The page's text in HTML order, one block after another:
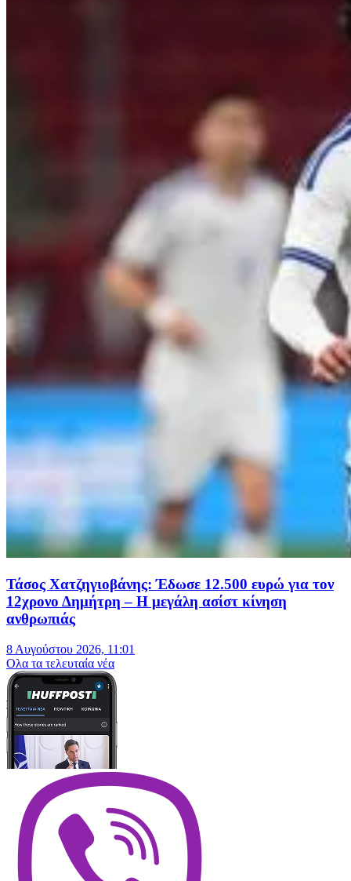
Τάσος Χατζηγιοβάνης: Έδωσε 12.500 ευρώ για τον
12χρονο Δημήτρη – Η μεγάλη ασίστ κίνηση
ανθρωπιάς
8 Αυγούστου 2026, 11:01
Oλα τα τελευταία νέα